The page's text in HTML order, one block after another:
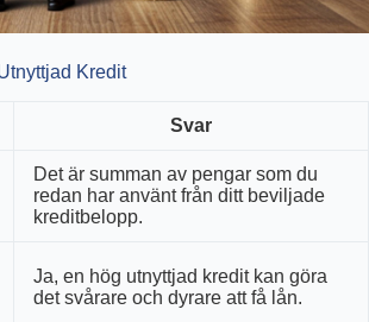
Kredit
Svar
Det är summan av pengar som du
redan har använt från ditt beviljade
kreditbelopp.
Ja, en hög utnyttjad kredit kan göra
det svårare och dyrare att få lån.